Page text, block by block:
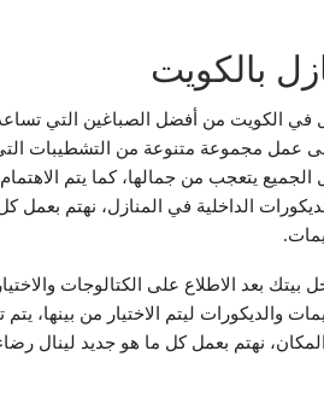
بالكويت
في الكويت من أفضل الصباغين التي
عمل مجموعة متنوعة من التشطيبات
الجميع يتعجب من جمالها، كما يتم
الداخلية في المنازل، نهتم
بيتك بعد الاطلاع على الكتالوجات
والديكورات ليتم الاختيار من بينها،
نهتم بعمل كل ما هو جديد لينال رضاء